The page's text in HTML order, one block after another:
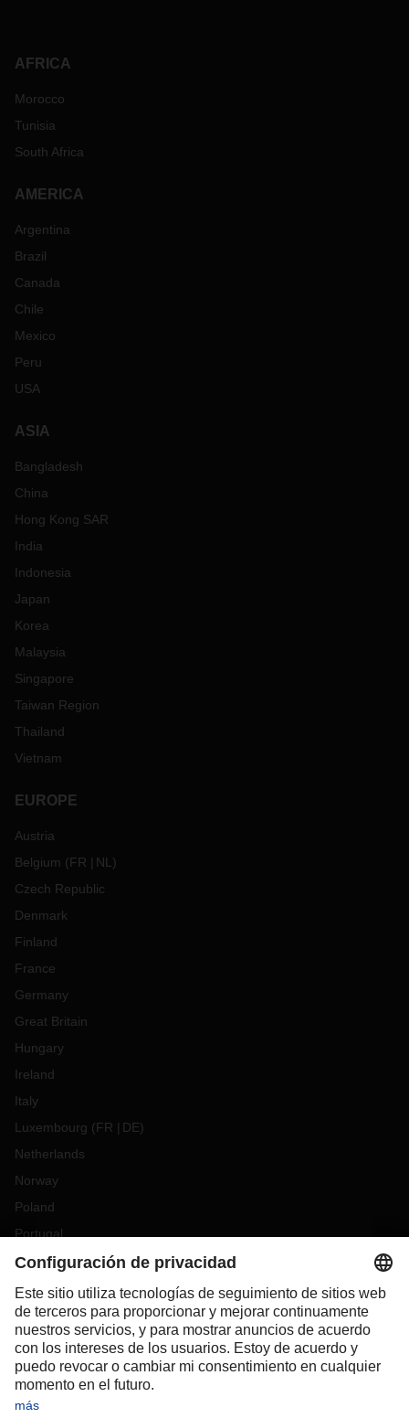
AFRICA
Morocco
Tunisia
South Africa
AMERICA
Argentina
Brazil
Canada
Chile
Mexico
Peru
USA
ASIA
Bangladesh
China
Hong Kong SAR
India
Indonesia
Japan
Korea
Malaysia
Singapore
Taiwan Region
Thailand
Vietnam
EUROPE
Austria
Belgium (FR NL)
Czech Republic
Denmark
Finland
France
Germany
Great Britain
Hungary
Ireland
Italy
Luxembourg (FR DE)
Netherlands
Norway
Poland
Portugal
Romania
Slovakia
Spain
Sweden
Switzerland(DE FR)
Turkey